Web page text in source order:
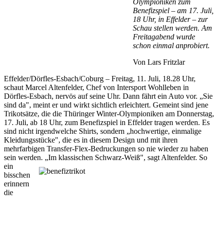
Olympioniken zum
Benefizspiel – am 17. Juli,
18 Uhr, in Effelder – zur
Schau stellen werden. Am
Freitagabend wurde
schon einmal anprobiert.
Von Lars Fritzlar
Effelder/Dörfles-Esbach/Coburg – Freitag, 11. Juli, 18.28 Uhr,
schaut Marcel Altenfelder, Chef von Intersport Wohlleben in
Dörfles-Esbach, nervös auf seine Uhr. Dann fährt ein Auto vor. „Sie
sind da", meint er und wirkt sichtlich erleichtert. Gemeint sind jene
Trikotsätze, die die Thüringer Winter-Olympioniken am Donnerstag,
17. Juli, ab 18 Uhr, zum Benefizspiel in Effelder tragen werden. Es
sind nicht irgendwelche Shirts, sondern „hochwertige, einmalige
Kleidungsstücke", die es in diesem Design und mit ihren
mehrfarbigen Transfer-Flex-Bedruckungen so nie wieder zu haben
sein werden. „Im klassischen Schwarz-Weiß", sagt Altenfelder. So
ein
bisschen
erinnern
die